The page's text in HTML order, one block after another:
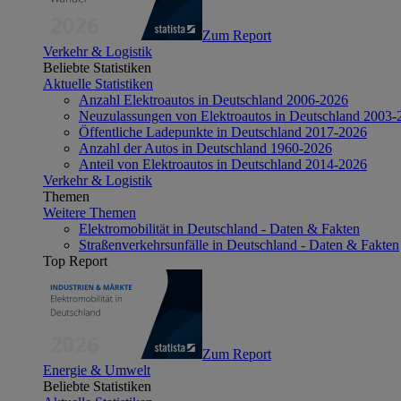
Zum Report
Verkehr & Logistik
Beliebte Statistiken
Aktuelle Statistiken
Anzahl Elektroautos in Deutschland 2006-2026
Neuzulassungen von Elektroautos in Deutschland 2003-
Öffentliche Ladepunkte in Deutschland 2017-2026
Anzahl der Autos in Deutschland 1960-2026
Anteil von Elektroautos in Deutschland 2014-2026
Verkehr & Logistik
Themen
Weitere Themen
Elektromobilität in Deutschland - Daten & Fakten
Straßenverkehrsunfälle in Deutschland - Daten & Fakten
Top Report
Zum Report
Energie & Umwelt
Beliebte Statistiken